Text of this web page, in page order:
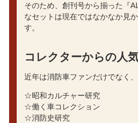
そのため、創刊号から揃った『
なセットは現在ではなかなか見
す。
コレクターからの人
近年は消防車ファンだけでなく、
☆昭和カルチャー研究
☆働く車コレクション
☆消防史研究